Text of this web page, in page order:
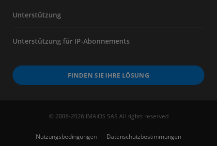
Unterstützung
Unterstützung für IP-Abonnements
FINDEN SIE IHRE LÖSUNG
© 2008-2026 IMAIOS SAS All rights reserved
Nutzungsbedingungen Datenschutzbestimmungen